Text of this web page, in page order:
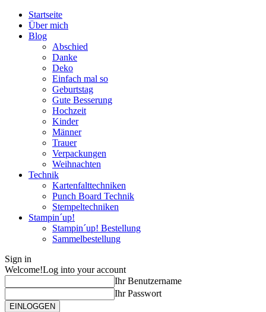
Startseite
Über mich
Blog
Abschied
Danke
Deko
Einfach mal so
Geburtstag
Gute Besserung
Hochzeit
Kinder
Männer
Trauer
Verpackungen
Weihnachten
Technik
Kartenfalttechniken
Punch Board Technik
Stempeltechniken
Stampin´up!
Stampin´up! Bestellung
Sammelbestellung
Sign in
Welcome!Log into your account
Ihr Benutzername
Ihr Passwort